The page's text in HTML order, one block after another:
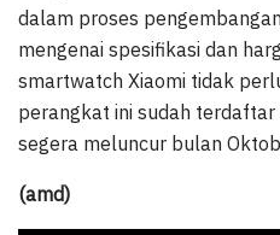
dalam proses
mengenai spesifikasi dan
smartwatch Xiaomi tidak
perangkat ini sudah
segera meluncur bulan
(amd)